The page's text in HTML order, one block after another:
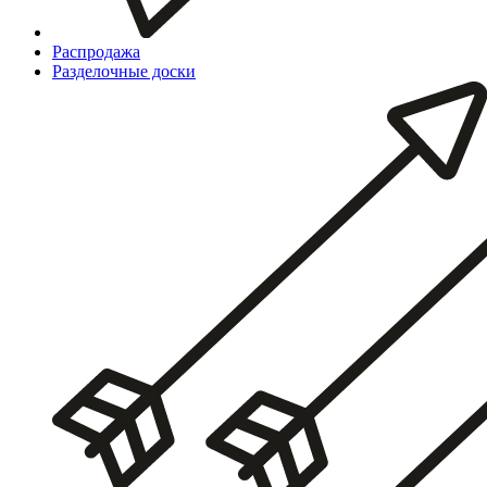
Распродажа
Разделочные доски